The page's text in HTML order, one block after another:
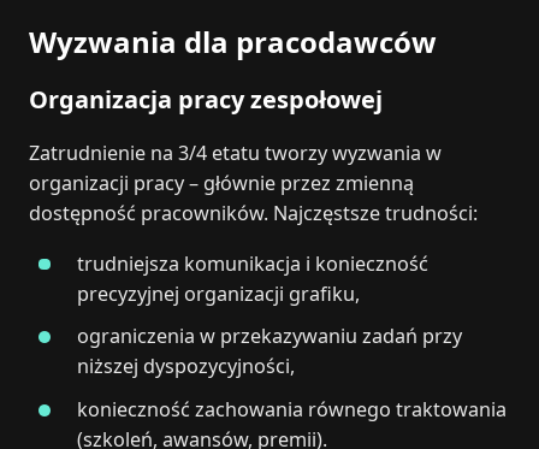
Wyzwania dla pracodawców
Organizacja pracy zespołowej
Zatrudnienie na 3/4 etatu tworzy wyzwania w
organizacji pracy – głównie przez zmienną
dostępność pracowników. Najczęstsze trudności:
trudniejsza komunikacja i konieczność
precyzyjnej organizacji grafiku,
ograniczenia w przekazywaniu zadań przy
niższej dyspozycyjności,
konieczność zachowania równego traktowania
(szkoleń, awansów, premii).